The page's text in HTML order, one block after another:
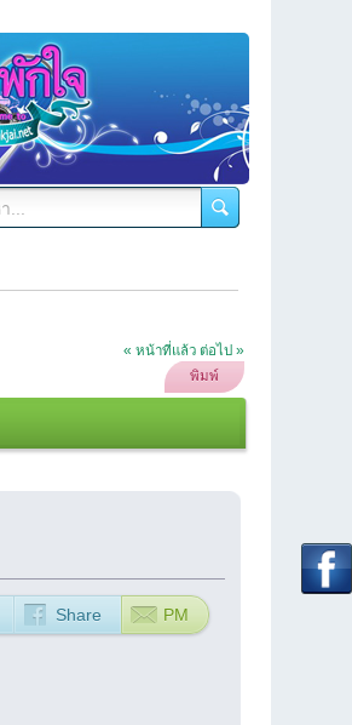
« หน้าที่แล้ว ต่อไป »
พิมพ์
Share PM